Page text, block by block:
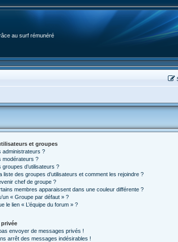
au surf rémunéré
et groupes
administrateurs ?
modérateurs ?
groupes d’utilisateurs ?
liste des groupes d’utilisateurs et comment les rejoindre ?
chef de groupe ?
membres apparaissent dans une couleur différente ?
« Groupe par défaut » ?
le lien « L’équipe du forum » ?
privée
envoyer de messages privés !
arrêt des messages indésirables !